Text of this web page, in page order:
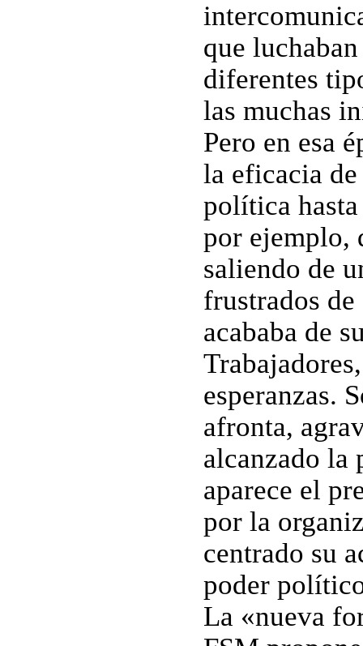
que
diferentes
las muchas
Pero en esa
la eficacia
política
por ejemplo,
saliendo de
frustrados
acababa de
esperanzas.
afronta,
alcanzado la
aparece el
por la
centrado su
poder
La «nueva